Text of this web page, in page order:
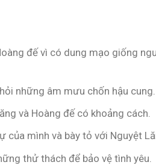
đế vì có dung mạo giống
những âm mưu chốn hậu cung.
và Hoàng đế có khoảng cách.
của mình và bày tỏ với Nguyệt
thử thách để bảo vệ tình yêu.